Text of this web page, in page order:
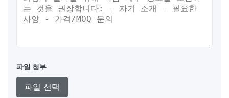
파일 첨부
파일 선택